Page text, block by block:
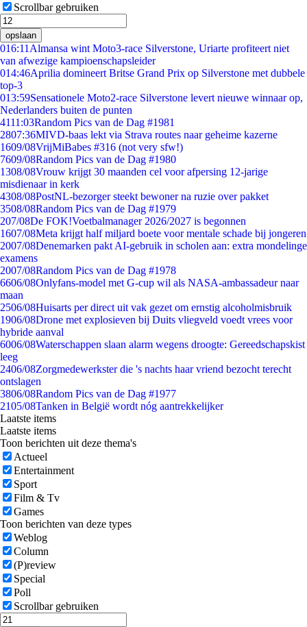
Scrollbar gebruiken
opslaan
016:11 Almansa wint Moto3-race Silverstone, Uriarte profiteert niet
van afwezige kampioenschapsleider
014:46Aprilia domineert Britse Grand Prix op Silverstone met dubbele
top-3
013:59Sensationele Moto2-race Silverstone levert nieuwe winnaar op,
Nederlanders buiten de punten
4111:03Random Pics van de Dag #1981
2807:36MIVD-baas lekt via Strava routes naar geheime kazerne
1609/08VrijMiBabes #316 (not very sfw!)
7609/08Random Pics van de Dag #1980
1308/08Vrouw krijgt 30 maanden cel voor afpersing 12-jarige
misdienaar in kerk
4308/08PostNL-bezorger steekt bewoner na ruzie over pakket
3508/08Random Pics van de Dag #1979
207/08De FOK!Voetbalmanager 2026/2027 is begonnen
1607/08Meta krijgt half miljard boete voor mentale schade bij jongeren
2007/08Denemarken pakt AI-gebruik in scholen aan: extra mondelinge
examens
2007/08Random Pics van de Dag #1978
6606/08Onlyfans-model met G-cup wil als NASA-ambassadeur naar
maan
2506/08Huisarts per direct uit vak gezet om ernstig alcoholmisbruik
1906/08Drone met explosieven bij Duits vliegveld voedt vrees voor
hybride aanval
6006/08Waterschappen slaan alarm wegens droogte: Gereedschapskist
leeg
2406/08Zorgmedewerkster die 's nachts haar vriend bezocht terecht
ontslagen
3806/08Random Pics van de Dag #1977
2105/08Tanken in België wordt nóg aantrekkelijker
Laatste items
Laatste items
Toon berichten uit deze thema's
Actueel
Entertainment
Sport
Film & Tv
Games
Toon berichten van deze types
Weblog
Column
(P)review
Special
Poll
Scrollbar gebruiken